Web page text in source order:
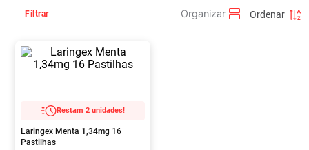
Filtrar
Restam 2 unidades!
Laringex Menta 1,34mg 16
Pastilhas
3º
Fralda G
9º